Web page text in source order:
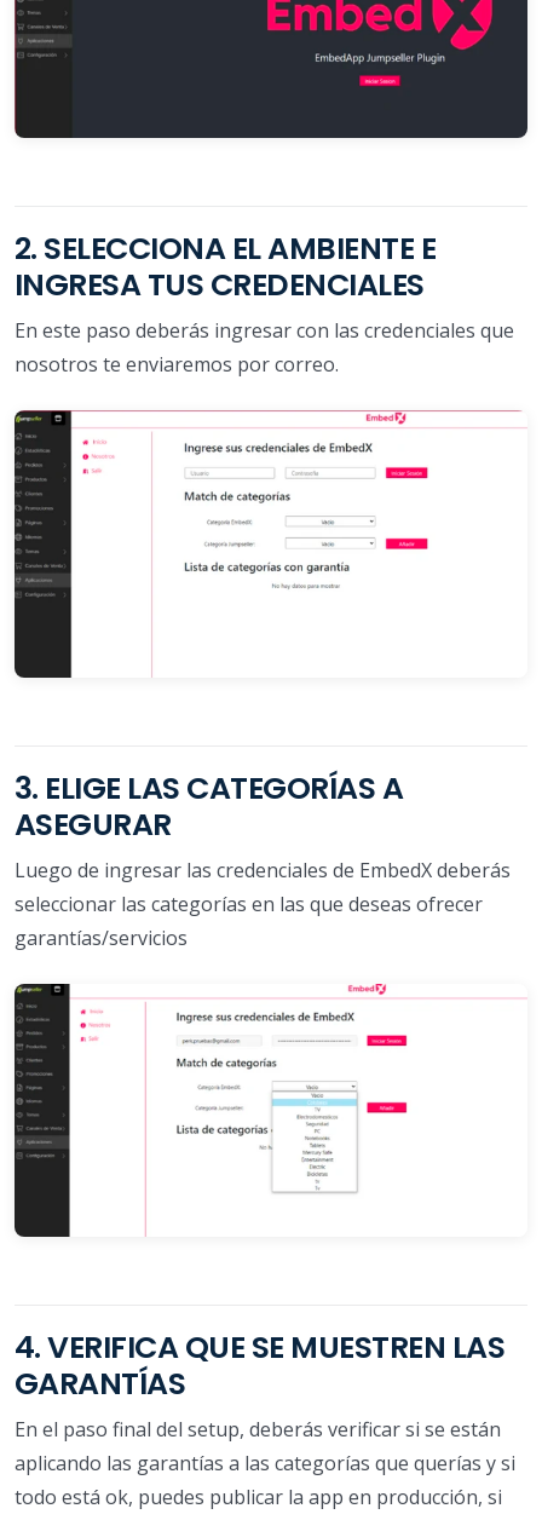
2. SELECCIONA EL AMBIENTE E
INGRESA TUS CREDENCIALES
En este paso deberás ingresar con las credenciales que
nosotros te enviaremos por correo.
3. ELIGE LAS CATEGORÍAS A
ASEGURAR
Luego de ingresar las credenciales de EmbedX deberás
seleccionar las categorías en las que deseas ofrecer
garantías/servicios
4. VERIFICA QUE SE MUESTREN LAS
GARANTÍAS
En el paso final del setup, deberás verificar si se están
aplicando las garantías a las categorías que querías y si
todo está ok, puedes publicar la app en producción, si